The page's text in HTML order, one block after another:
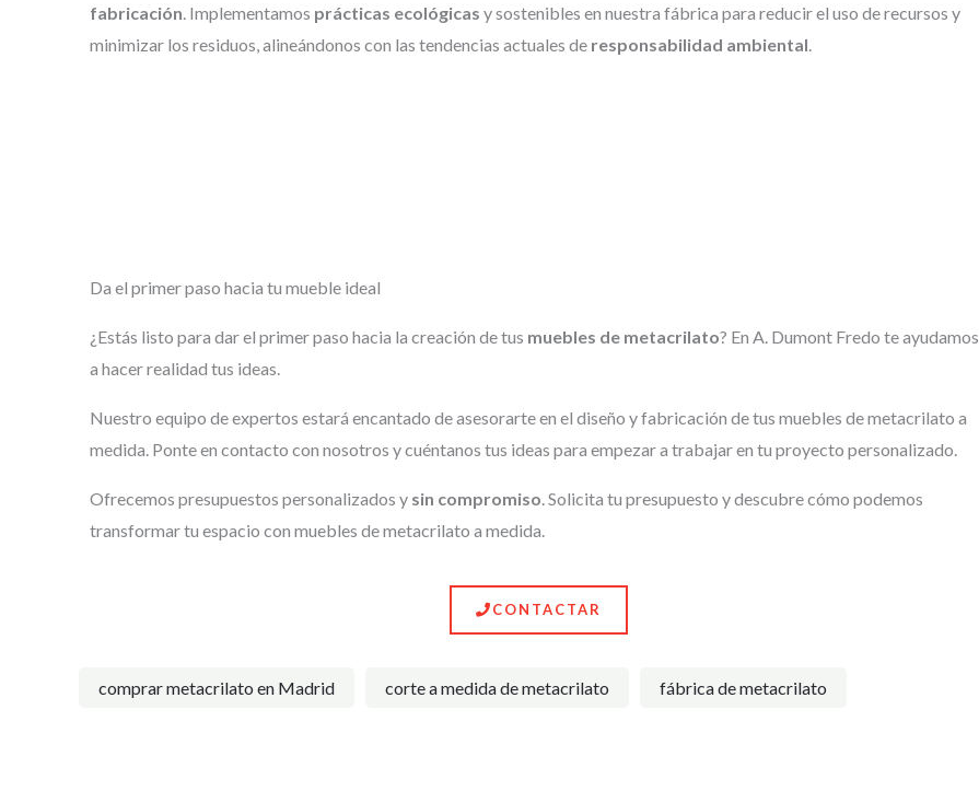
fabricación. Implementamos prácticas ecológicas y sostenibles en nuestra fábrica para reducir el uso de recursos y
minimizar los residuos, alineándonos con las tendencias actuales de responsabilidad ambiental.
Da el primer paso hacia tu mueble ideal
¿Estás listo para dar el primer paso hacia la creación de tus muebles de metacrilato? En A. Dumont Fredo te ayudamos
a hacer realidad tus ideas.
Nuestro equipo de expertos estará encantado de asesorarte en el diseño y fabricación de tus muebles de metacrilato a
medida. Ponte en contacto con nosotros y cuéntanos tus ideas para empezar a trabajar en tu proyecto personalizado.
Ofrecemos presupuestos personalizados y sin compromiso . Solicita tu presupuesto y descubre cómo podemos
transformar tu espacio con muebles de metacrilato a medida.
CONTACTAR
comprar metacrilato en Madrid corte a medida de metacrilato fábrica de metacrilato